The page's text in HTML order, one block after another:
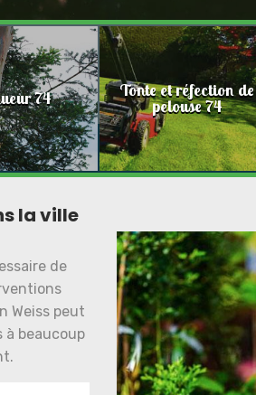
74 Tonte et réfection de
pelouse 74
la ville
de
Weiss peut
beaucoup